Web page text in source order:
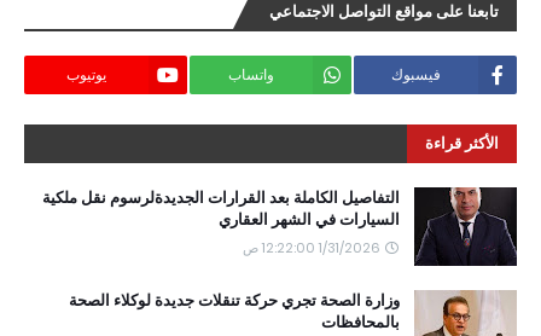
تابعنا على مواقع التواصل الاجتماعي
فيسبوك واتساب يوتيوب
الأكثر قراءة
التفاصيل الكاملة بعد القرارات الجديدةلرسوم نقل ملكية
السيارات في الشهر العقاري
1/31/2026 12:22:00 ص
وزارة الصحة تجري حركة تنقلات جديدة لوكلاء الصحة
بالمحافظات